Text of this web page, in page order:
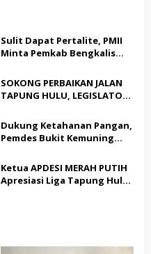
Sulit Dapat Pertalite, PMII
Minta Pemkab Bengkalis
SOKONG PERBAIKAN JALAN
TAPUNG HULU, LEGISLATOR
GEBRAK MEJA MUSYARAHAH:
“JANGAN BANYAK TEORI,
KITA BUTUH AKSI NYATA!”
Dukung Ketahanan Pangan,
Pemdes Bukit Kemuning
Hulu Gelar Penanaman
Serentak Jagung Pipil
Ketua APDESI MERAH PUTIH
Apresiasi Liga Tapung Hulu